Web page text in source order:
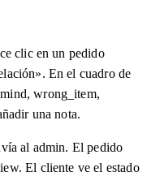
clic en un pedido
En el cuadro de
wrong_item,
una nota.
al admin. El pedido
El cliente ve el estado